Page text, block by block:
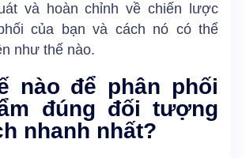
và hoàn chỉnh về chiến lược
của bạn và cách nó có thể
như thế nào.
nào để phân phối
đúng đối tượng
nhanh nhất?